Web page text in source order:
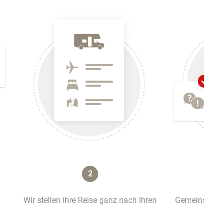
2
Wir stellen Ihre Reise ganz nach Ihren